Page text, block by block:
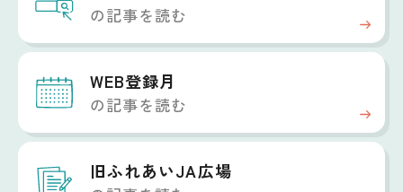
の記事を読む
WEB登録月
の記事を読む
旧ふれあいJA広場